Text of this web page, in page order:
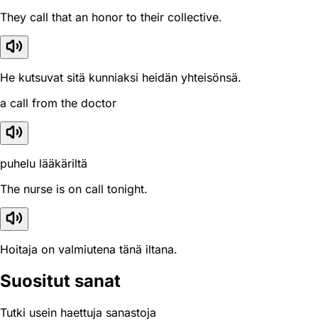
They call that an honor to their collective.
He kutsuvat sitä kunniaksi heidän yhteisönsä.
a call from the doctor
puhelu lääkäriltä
The nurse is on call tonight.
Hoitaja on valmiutena tänä iltana.
Suositut sanat
Tutki usein haettuja sanastoja